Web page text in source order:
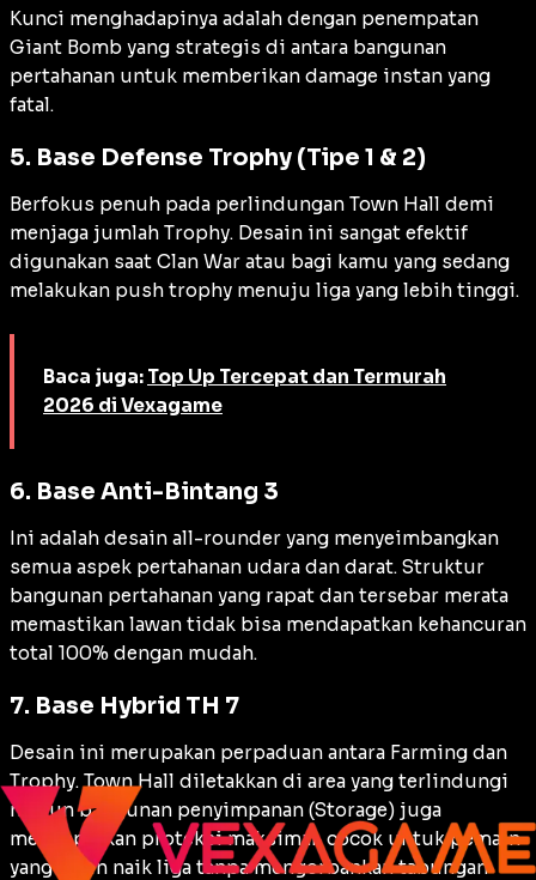
Kunci menghadapinya adalah dengan penempatan
Giant Bomb yang strategis di antara bangunan
pertahanan untuk memberikan damage instan yang
fatal.
5. Base Defense Trophy (Tipe 1 & 2)
Berfokus penuh pada perlindungan Town Hall demi
menjaga jumlah Trophy. Desain ini sangat efektif
digunakan saat Clan War atau bagi kamu yang sedang
melakukan push trophy menuju liga yang lebih tinggi.
Baca juga: Top Up Tercepat dan Termurah
2026 di Vexagame
6. Base Anti-Bintang 3
Ini adalah desain all-rounder yang menyeimbangkan
semua aspek pertahanan udara dan darat. Struktur
bangunan pertahanan yang rapat dan tersebar merata
memastikan lawan tidak bisa mendapatkan kehancuran
total 100% dengan mudah.
7. Base Hybrid TH 7
Desain ini merupakan perpaduan antara Farming dan
Trophy. Town Hall diletakkan di area yang terlindungi
namun bangunan penyimpanan (Storage) juga
mendapatkan proteksi maksimal, cocok untuk pemain
yang ingin naik liga tanpa mengorbankan tabungan